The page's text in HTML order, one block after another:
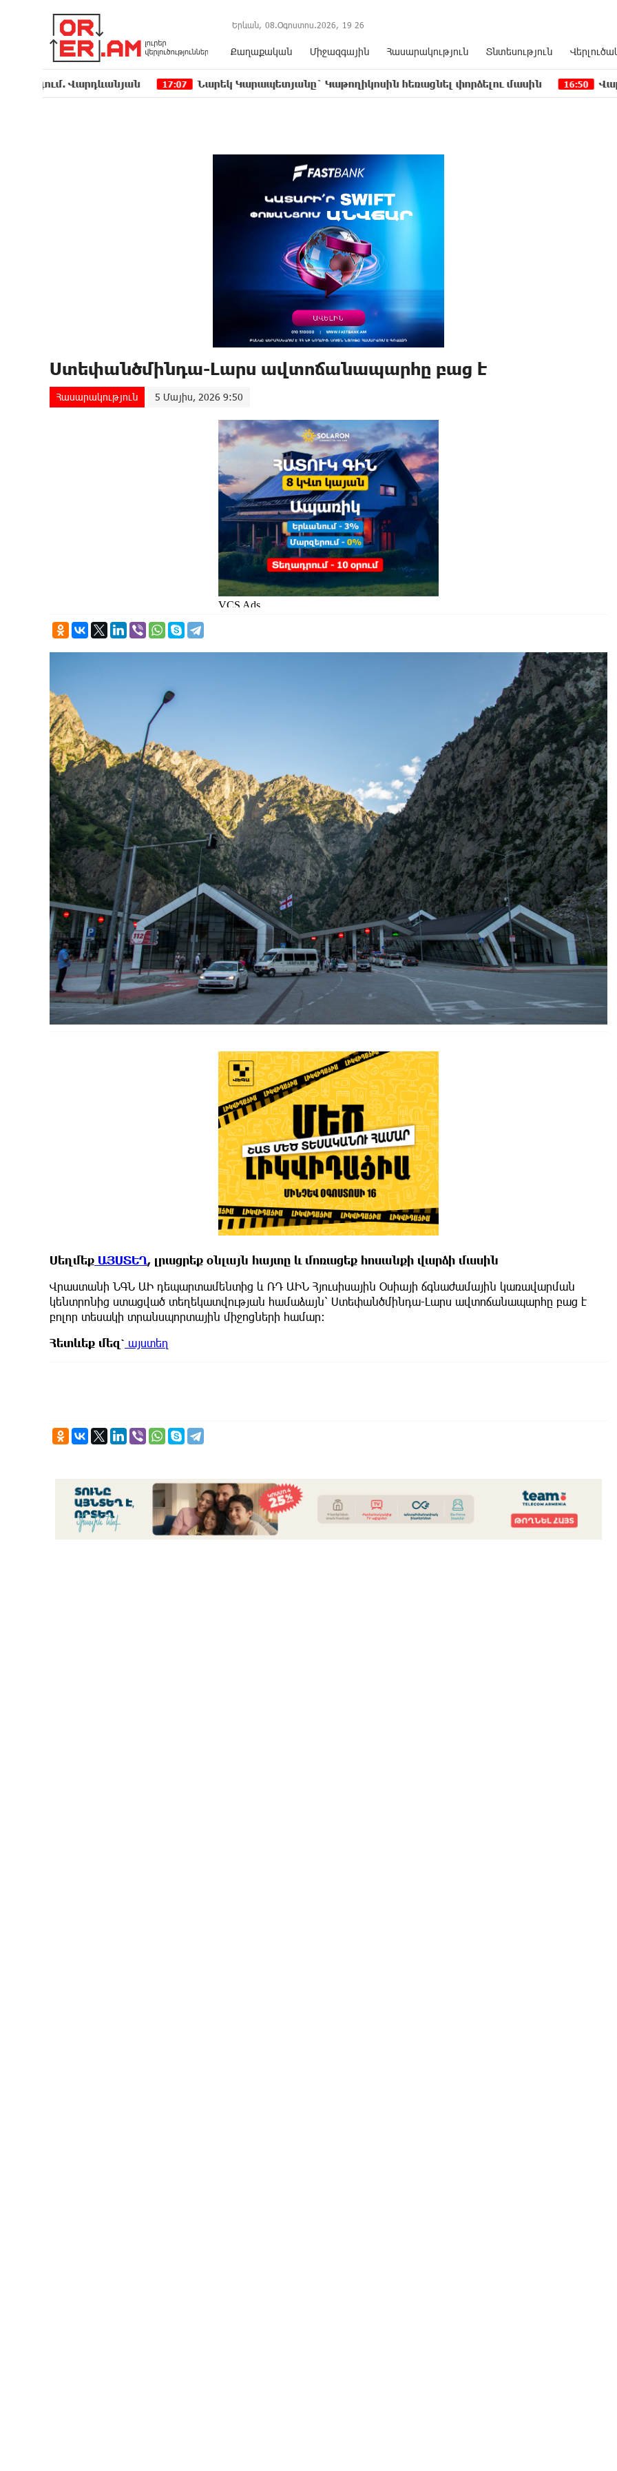
Երևան, 08.Օգոստոս.2026, 19 26
Քաղաքական Միջազգային Հասարակություն Տնտեսություն
Վարդևանյան 17:07 Նարեկ Կարապետյանը` Կաթողիկոսին հեռացնել փորձելու մասին 16:50 Վարչապետ
Ստեփանծմինդա-Լարս ավտոճանապարհը բաց է
Հասարակություն 5 Մայիս, 2026 9:50
Սեղմեք ԱՅՍՏԵՂ, լրացրեք օնլայն հայտը և մոռացեք հոսանքի վարձի մասին
Վրաստանի ՆԳՆ ԱԻ դեպարտամենտից և ՌԴ ԱԻՆ Հյուսիսային Օսիայի ճգնաժամային կառավարման
կենտրոնից ստացված տեղեկատվության համաձայն՝ Ստեփանծմինդա-Լարս ավտոճանապարհը բաց է
բոլոր տեսակի տրանսպորտային միջոցների համար։
Հետևեք մեզ՝ այստեղ